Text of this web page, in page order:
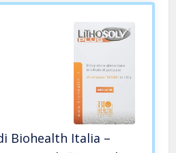
Biohealth Italia –